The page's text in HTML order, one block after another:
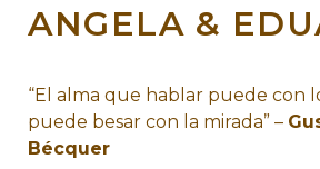
ANGELA &
“El alma que hablar puede con
puede besar con la mirada” –
Bécquer